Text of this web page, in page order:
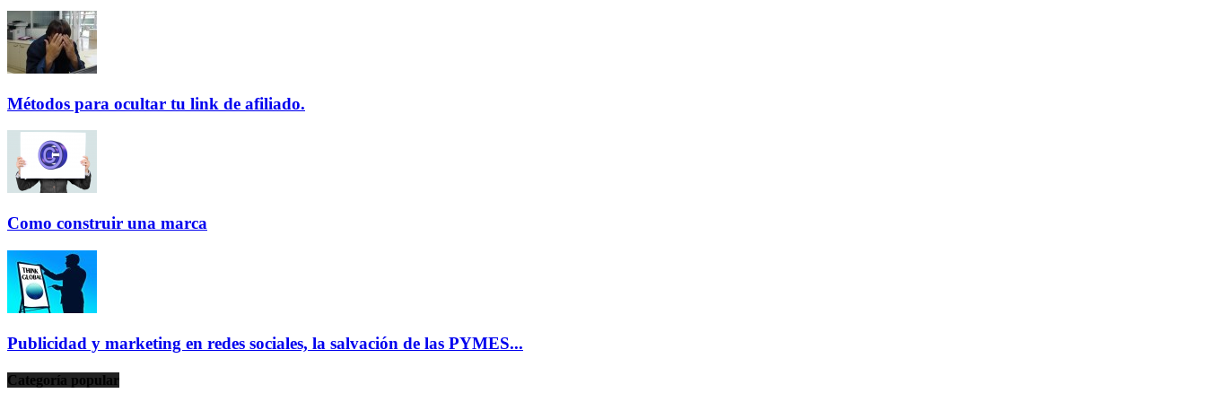
Métodos para ocultar tu link de afiliado.
Como construir una marca
Publicidad y marketing en redes sociales, la salvación de las PYMES...
Categoría popular